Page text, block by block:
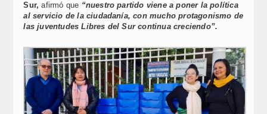
Sur, afirmó que “nuestro partido viene a poner la política
al servicio de la ciudadanía, con mucho protagonismo de
las juventudes Libres del Sur continua creciendo”.